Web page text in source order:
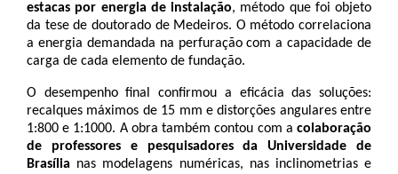
estacas por energia de instalação, método que foi objeto
da tese de doutorado de Medeiros. O método correlaciona
a energia demandada na perfuração com a capacidade de
carga de cada elemento de fundação.
O desempenho final confirmou a eficácia das soluções:
recalques máximos de 15 mm e distorções angulares entre
1:800 e 1:1000. A obra também contou com a colaboração
de professores e pesquisadores da Universidade de
Brasília nas modelagens numéricas, nas inclinometrias e